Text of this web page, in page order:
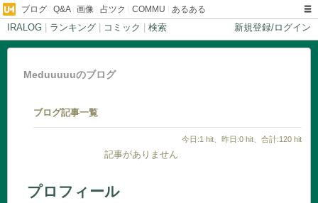
ブログ Q&A| 画像 占ツク COMMU あるある
IRALOG ランキング コミック 検索 新規登録/ログイン
Meduuuuuのブログ
ブログ記事一覧
今日:1 hit、昨日:0 hit、合計:120 hit
記事がありません
プロフィール